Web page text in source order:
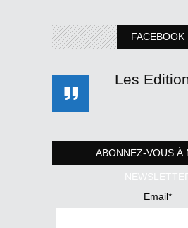
FACEBOOK
Les
ABONNEZ-VOUS À
Email*